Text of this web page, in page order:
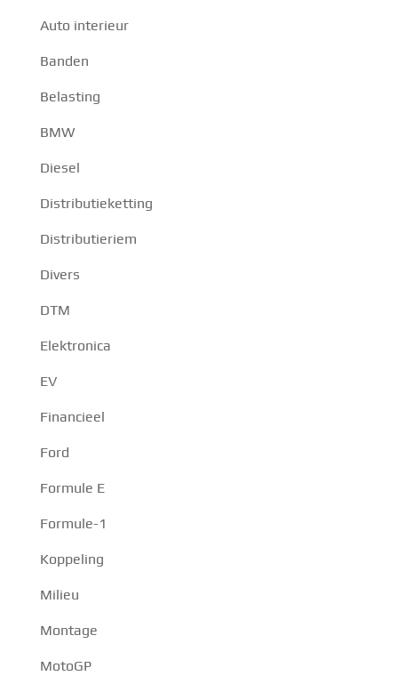
Auto interieur
Banden
Belasting
BMW
Diesel
Distributieketting
Distributieriem
Divers
DTM
Elektronica
EV
Financieel
Ford
Formule E
Formule-1
Koppeling
Milieu
Montage
MotoGP